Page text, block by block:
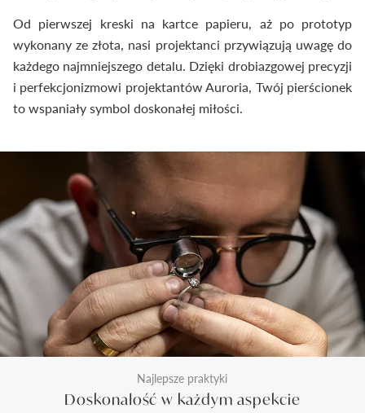
Od pierwszej kreski na kartce papieru, aż po prototyp
wykonany ze złota, nasi projektanci przywiązują uwagę do
każdego najmniejszego detalu. Dzięki drobiazgowej precyzji
i perfekcjonizmowi projektantów Auroria, Twój pierścionek
to wspaniały symbol doskonałej miłości.
Najlepsze praktyki
Doskonałość w każdym aspekcie